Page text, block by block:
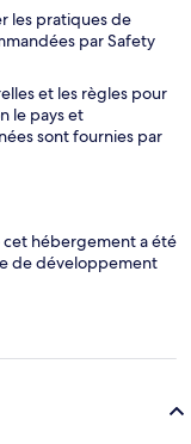
les pratiques de
par Safety
et les règles pour
le pays et
sont fournies par
cet hébergement a été
de développement